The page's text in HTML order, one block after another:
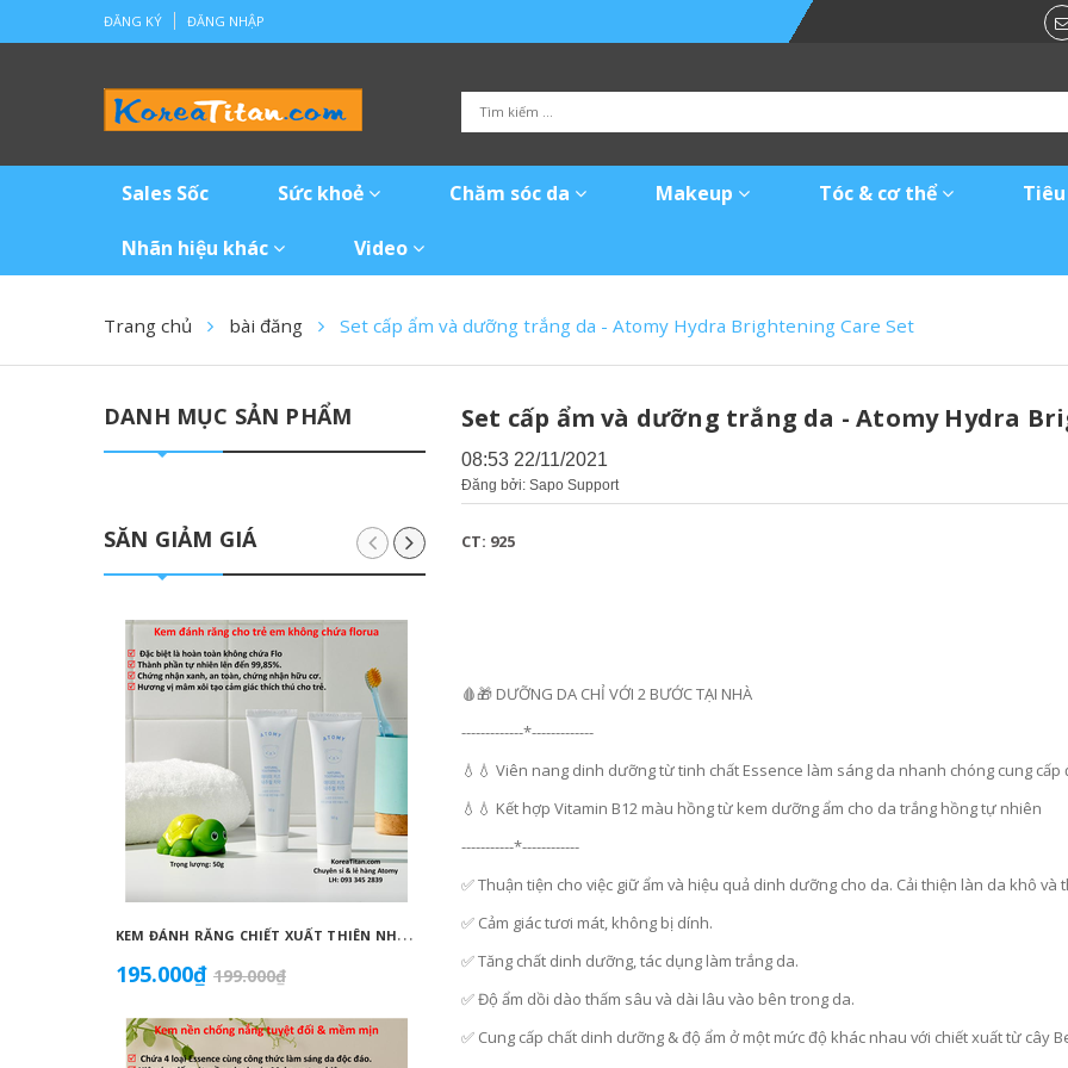
ĐĂNG KÝ ĐĂNG NHẬP
Sales Sốc Sức khoẻ Chăm sóc da Makeup Tóc & cơ thể
Nhãn hiệu khác Video
Trang chủ bài đăng Set cấp ẩm và dưỡng trắng da - Atomy Hydra Brightening Care Set
Set cấp ẩm và dưỡng trắng da - Atomy Hydra
08:53 22/11/2021
Đăng bởi: Sapo Support
CT: 925
🩸🎁 DƯỠNG DA CHỈ VỚI 2 BƯỚC TẠI NHÀ
-------------*-------------
💧💧 Viên nang dinh dưỡng từ tinh chất Essence làm sáng da nhanh chóng cung cấp
💧💧 Kết hợp Vitamin B12 màu hồng từ kem dưỡng ẩm cho da trắng hồng tự nhiên
-----------*------------
✅ Thuận tiện cho việc giữ ẩm và hiệu quả dinh dưỡng cho da. Cải thiện làn da khô và
✅ Cảm giác tươi mát, không bị dính.
✅ Tăng chất dinh dưỡng, tác dụng làm trắng da.
✅ Độ ẩm dồi dào thấm sâu và dài lâu vào bên trong da.
✅ Cung cấp chất dinh dưỡng & độ ẩm ở một mức độ khác nhau với chiết xuất từ ​​cây
DANH MỤC SẢN PHẨM
SĂN GIẢM GIÁ
K
EM ĐÁNH RĂNG CHIẾT XUẤT THIÊN NHIÊN KHÔNG CHỨA FLORUA AN TOÀN DÀNH CHO TRẺ EM ( 50G) - ATOMY KID NATURAL TOOTHPASTE (NON FLUORIDE) - 애터미 키즈 내추럴 치약 - НАТУРАЛЬНАЯ ДЕТСКАЯ ЗУБНАЯ ПАСТА ATOMY
195.000₫ 199.000₫
1.099.000₫